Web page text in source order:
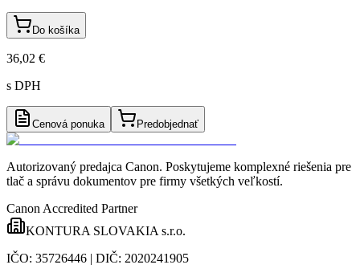
Do košíka
36,02 €
s DPH
Cenová ponuka Predobjednať
Autorizovaný predajca Canon. Poskytujeme komplexné riešenia pre
tlač a správu dokumentov pre firmy všetkých veľkostí.
Canon Accredited Partner
KONTURA SLOVAKIA s.r.o.
IČO: 35726446 | DIČ: 2020241905